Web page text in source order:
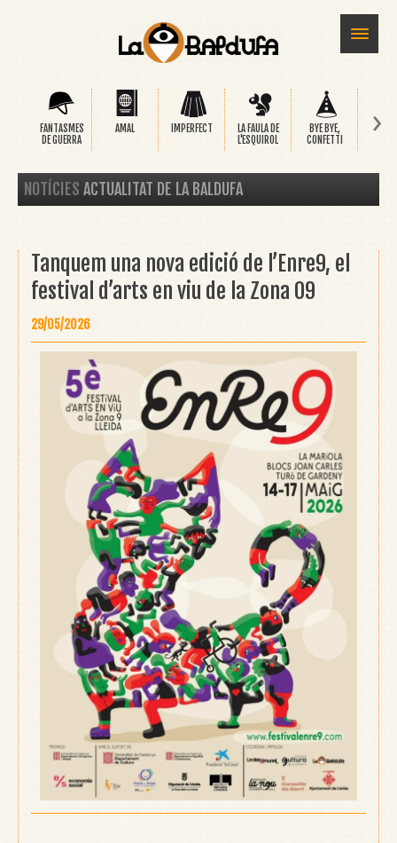
FANTASMES
DE GUERRA
AMAL IMPERFECT
LA FAULA DE
L'ESQUIROL
BYE BYE,
CONFETTI
›
NOTÍCIES ACTUALITAT DE LA BALDUFA
Tanquem una nova edició de l’Enre9, el
festival d’arts en viu de la Zona 09
29/05/2026